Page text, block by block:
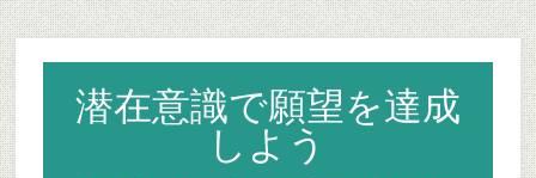
Skip
to
secondary
menu
Skip
to
main
content
Skip
to
primary
sidebar
潜在意識で願望を達成
しよう